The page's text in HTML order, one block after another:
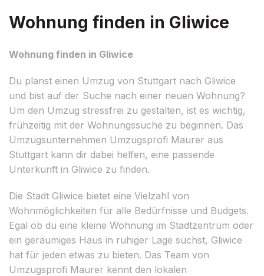
Wohnung finden in Gliwice
Wohnung finden in Gliwice
Du planst einen Umzug von Stuttgart nach Gliwice
und bist auf der Suche nach einer neuen Wohnung?
Um den Umzug stressfrei zu gestalten, ist es wichtig,
frühzeitig mit der Wohnungssuche zu beginnen. Das
Umzugsunternehmen Umzugsprofi Maurer aus
Stuttgart kann dir dabei helfen, eine passende
Unterkunft in Gliwice zu finden.
Die Stadt Gliwice bietet eine Vielzahl von
Wohnmöglichkeiten für alle Bedürfnisse und Budgets.
Egal ob du eine kleine Wohnung im Stadtzentrum oder
ein geräumiges Haus in ruhiger Lage suchst, Gliwice
hat für jeden etwas zu bieten. Das Team von
Umzugsprofi Maurer kennt den lokalen